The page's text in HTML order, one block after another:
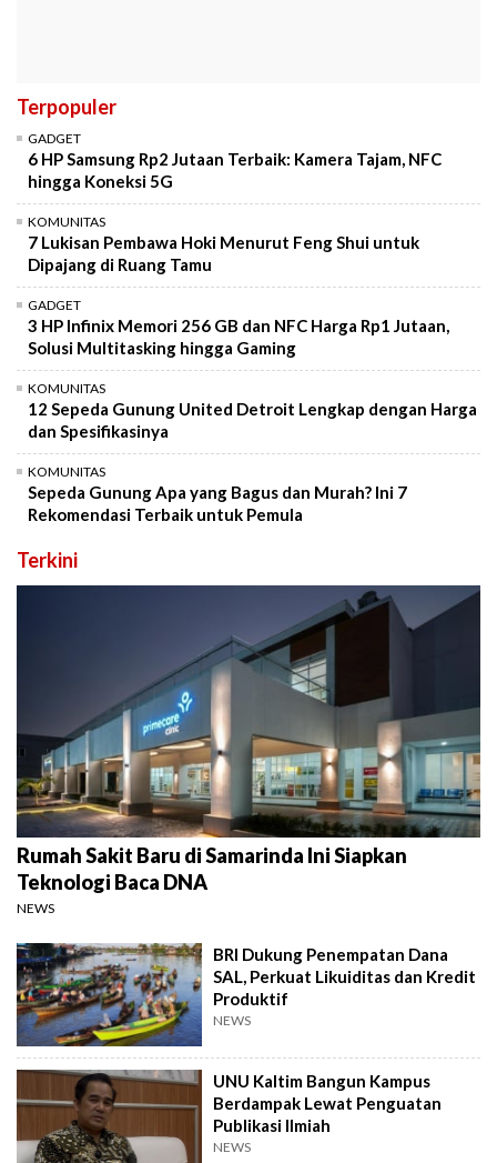
Terpopuler
GADGET
6 HP Samsung Rp2 Jutaan Terbaik: Kamera Tajam, NFC
hingga Koneksi 5G
KOMUNITAS
7 Lukisan Pembawa Hoki Menurut Feng Shui untuk
Dipajang di Ruang Tamu
GADGET
3 HP Infinix Memori 256 GB dan NFC Harga Rp1 Jutaan,
Solusi Multitasking hingga Gaming
KOMUNITAS
12 Sepeda Gunung United Detroit Lengkap dengan Harga
dan Spesifikasinya
KOMUNITAS
Sepeda Gunung Apa yang Bagus dan Murah? Ini 7
Rekomendasi Terbaik untuk Pemula
Terkini
Rumah Sakit Baru di Samarinda Ini Siapkan
Teknologi Baca DNA
NEWS
BRI Dukung Penempatan Dana
SAL, Perkuat Likuiditas dan Kredit
Produktif
NEWS
UNU Kaltim Bangun Kampus
Berdampak Lewat Penguatan
Publikasi Ilmiah
NEWS